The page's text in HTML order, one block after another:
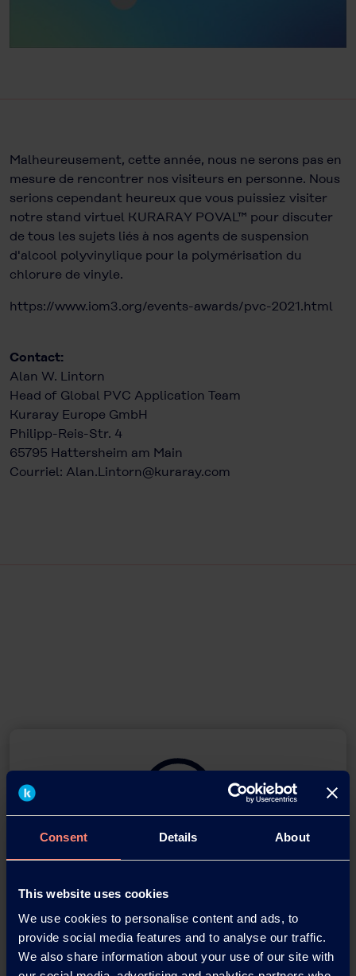
Consent Details About
This website uses cookies
We use cookies to personalise content and ads, to
provide social media features and to analyse our traffic.
We also share information about your use of our site with
Malheureusement, cette année, nous ne serons pas en
mesure de rencontrer nos visiteurs en personne. Nous
serions cependant heureux que vous puissiez visiter
notre stand virtuel KURARAY POVAL™ pour discuter
de tous les sujets liés à nos agents de suspension
d'alcool polyvinylique pour la polymérisation du
chlorure de vinyle.
https://www.iom3.org/events-awards/pvc-2021.html
Contact:
Alan W. Lintorn
Head of Global PVC Application Team
Kuraray Europe GmbH
Philipp-Reis-Str. 4
65795 Hattersheim am Main
Courriel: Alan.Lintorn@kuraray.com
Download this press release as
adobe acrobat document